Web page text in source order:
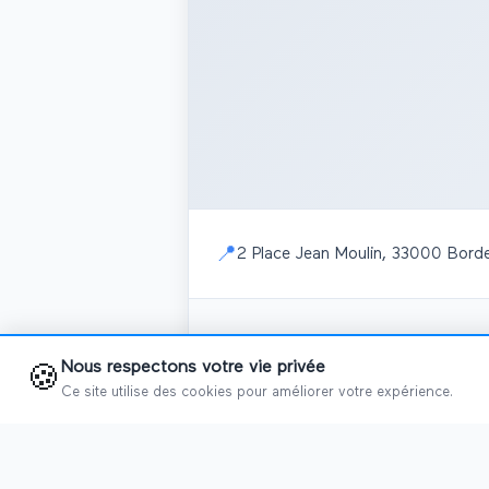
📍 2 Place Jean Moulin, 33000
Salons programmés
🍪 Nous respectons votre vie privée
Ce site utilise des cookies pour améliorer votre expérience.